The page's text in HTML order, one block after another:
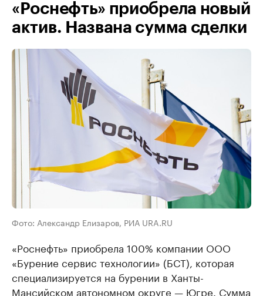
«Роснефть» приобрела новый
актив. Названа сумма сделки
Фото: Александр Елизаров, РИА URA.RU
«Роснефть» приобрела 100% компании ООО
«Бурение сервис технологии» (БСТ), которая
специализируется на бурении в Ханты-
Мансийском автономном округе — Югре. Сумма